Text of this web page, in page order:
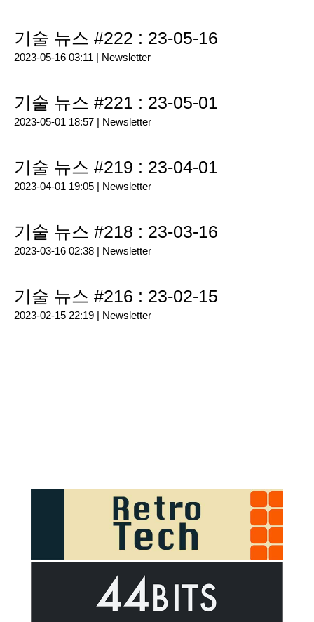
기술 뉴스 #222 : 23-05-16
2023-05-16 03:11 | Newsletter
기술 뉴스 #221 : 23-05-01
2023-05-01 18:57 | Newsletter
기술 뉴스 #219 : 23-04-01
2023-04-01 19:05 | Newsletter
기술 뉴스 #218 : 23-03-16
2023-03-16 02:38 | Newsletter
기술 뉴스 #216 : 23-02-15
2023-02-15 22:19 | Newsletter